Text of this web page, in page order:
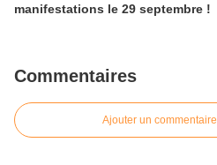
manifestations le 29 septembre !
Commentaires
Ajouter un commentaire